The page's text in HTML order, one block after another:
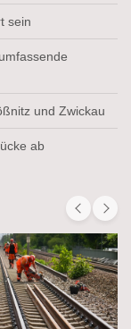
sein
und Zwickau
ab